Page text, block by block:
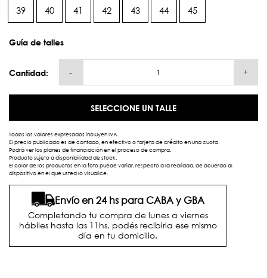
39 40 41 42 43 44 45
Guía de talles
Cantidad: - +
SELECCIONE UN TALLE
Todos los valores expresados incluyen IVA.
El precio publicado es de contado, en efectivo o tarjeta de crédito en una cuota.
Podrá ver los planes de financiación en el proceso de compra.
Producto sujeto a disponibilidad de stock.
El color de los productos en la foto puede variar, respecto a la realidad, de acuerdo al
dispositivo en el que usted lo visualice.
Envío en 24 hs para CABA y GBA
Completando tu compra de lunes a viernes
hábiles hasta las 11hs, podés recibirla ese mismo
día en tu domicilio.